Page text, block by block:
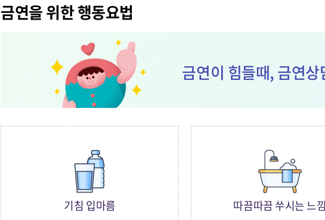
금연을 위한 행동요법
금연이 힘들때, 금연
기침 입마름 따끔따끔 쑤시는 느낌